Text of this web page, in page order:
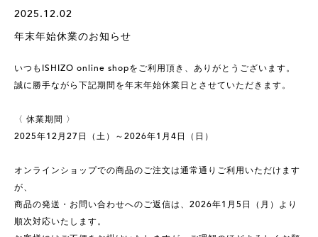
2025.12.02
年末年始休業のお知らせ
いつもISHIZO online shopをご利用頂き、ありがとうございます。
誠に勝手ながら下記期間を年末年始休業日とさせていただきます。
〈 休業期間 〉
2025年12月27日（土）～2026年1月4日（日）
オンラインショップでの商品のご注文は通常通りご利用いただけます
が、
商品の発送・お問い合わせへのご返信は、2026年1月5日（月）より
順次対応いたします。